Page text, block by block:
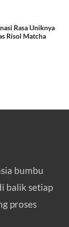
Rasa Uniknya
Risol Matcha
bumbu
balik setiap
proses